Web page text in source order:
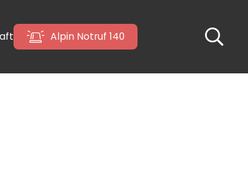
Alpin Notruf 140